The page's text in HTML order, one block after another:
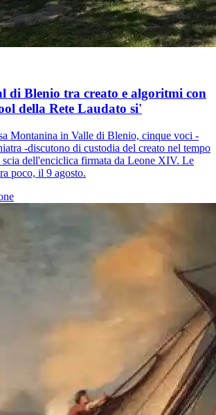
di Blenio tra creato e algoritmi con
della Rete Laudato si'
Montanina in Valle di Blenio, cinque voci -
-discutono di custodia del creato nel tempo
dell'enciclica firmata da Leone XIV. Le
poco, il 9 agosto.